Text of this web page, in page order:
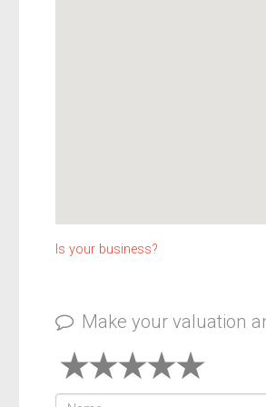
Is your business?
Make your valuation